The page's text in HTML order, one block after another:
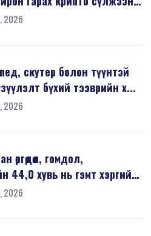
2026
скутер болон түүнтэй
бүхий тээврийн х...
2026
өргөдөл, гомдол,
44,0 хувь нь гэмт хэргийн
2026